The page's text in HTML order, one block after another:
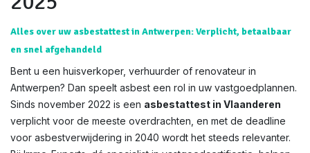
Alles over uw asbestattest in Antwerpen: Verplicht, betaalbaar
en snel afgehandeld
Bent u een huisverkoper, verhuurder of renovateur in
Antwerpen? Dan speelt asbest een rol in uw vastgoedplannen.
Sinds november 2022 is een asbestattest in Vlaanderen
verplicht voor de meeste overdrachten, en met de deadline
voor asbestverwijdering in 2040 wordt het steeds relevanter.